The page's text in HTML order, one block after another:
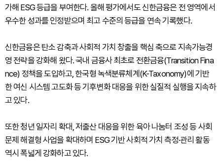
가해 ESG 등급을 부여한다. 올해 평가에서도 신한금융은 전 영역에서
우수한 성과를 인정받으며 최고 수준의 등급을 연속 기록했다.
신한금융은 탄소 감축과 사회적 가치 창출을 핵심 축으로 지속가능경
영 전략을 강화해 왔다. 국내 금융사 최초로 전환금융(Transition Fina
nce) 정책을 도입하고, 한국형 녹색분류체계(K-Taxonomy)에 기반
한 여신 시스템 고도화 등 기후변화 대응을 위한 실질적 실행을 지속하
고 있다.
또한 청년 일자리 확대, 저출산 대응을 위한 육아 나눔터 조성 등 사회
문제 해결형 사업을 확대하며 ESG 기반 사회적 가치 측정·관리 활동
역시 폭넓게 강화하고 있다.